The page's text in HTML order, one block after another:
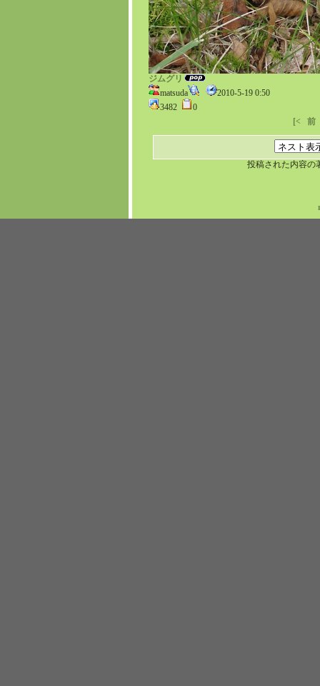
ジムグリ
matsuda
2010-5-19 0:50
3482
0
[<
前
投稿された内容の